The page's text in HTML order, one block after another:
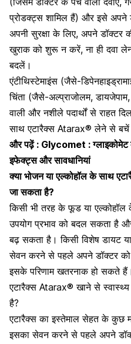
प्रोडक्ट्स शामिल हैं) और इसे अपने
अपनी सुरक्षा के लिए, अपने डॉक्टर
खुराक को शुरू न करें, ना ही दवा
बदलें।
एंटीथिस्टेमाइंस (जैसे-
चिंता (जैसे-अल्प्राजोलम,
वाली और नशीले पदार्थों से राहत
साथ एटारैक्स Atarax® लेने से
और पढ़ें : Glycomet : ग्लाइकोमेट
इफेक्ट्स और सावधानियां
क्या भोजन या एल्कोहॉल के साथ
जा सकता है?
किसी भी तरह के फूड या
उपयोग प्रभाव को बदल सकता है
बढ़ सकता है। किसी विशेष डायट
सेवन करने से पहले अपने डॉक्टर को
इसके परिणाम खतरनाक हो सकते हैं।
एटारैक्स Atarax® खाने से
है?
एटारैक्स का इस्तेमाल सेहत के कुछ
इसका सेवन करने से पहले अपने